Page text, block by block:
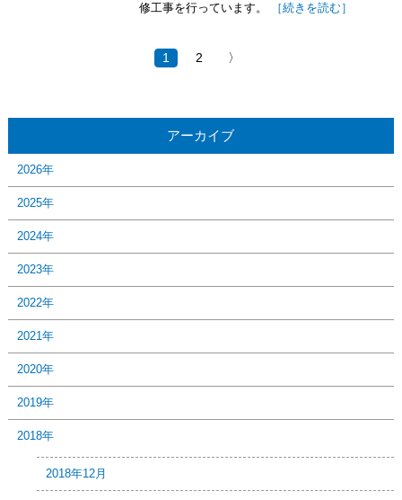
修工事を行っています。
［続きを読む］
1 2 〉
アーカイブ
2026年
2025年
2024年
2023年
2022年
2021年
2020年
2019年
2018年
2018年12月